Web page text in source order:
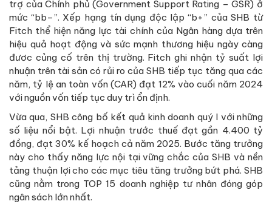
trợ của Chính phủ (Government Support Rating – GSR) ở
mức “bb–”. Xếp hạng tín dụng độc lập “b+” của SHB từ
Fitch thể hiện năng lực tài chính của Ngân hàng dựa trên
hiệu quả hoạt động và sức mạnh thương hiệu ngày càng
đươc củng cố trên thị trường. Fitch ghi nhận tỷ suất lợi
nhuận trên tài sản có rủi ro của SHB tiếp tục tăng qua các
năm, tỷ lệ an toàn vốn (CAR) đạt 12% vào cuối năm 2024
với nguồn vốn tiếp tục duy trì ổn định.
Vừa qua, SHB công bố kết quả kinh doanh quý I với những
số liệu nổi bật. Lợi nhuận trước thuế đạt gần 4.400 tỷ
đồng, đạt 30% kế hoạch cả năm 2025. Bước tăng trưởng
này cho thấy năng lực nội tại vững chắc của SHB và nền
tảng thuận lợi cho các mục tiêu tăng trưởng bứt phá. SHB
cũng nằm trong TOP 15 doanh nghiệp tư nhân đóng góp
ngân sách lớn nhất.